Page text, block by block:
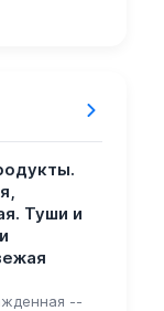
Туши и
--